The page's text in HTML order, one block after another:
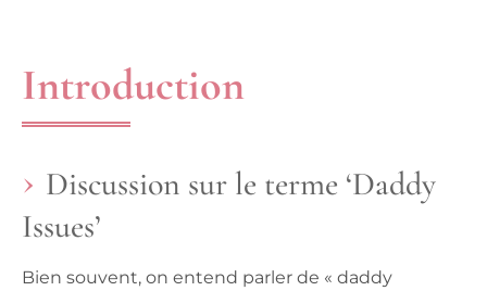
Introduction
Discussion sur le terme ‘Daddy
Issues’
Bien souvent, on entend parler de « daddy